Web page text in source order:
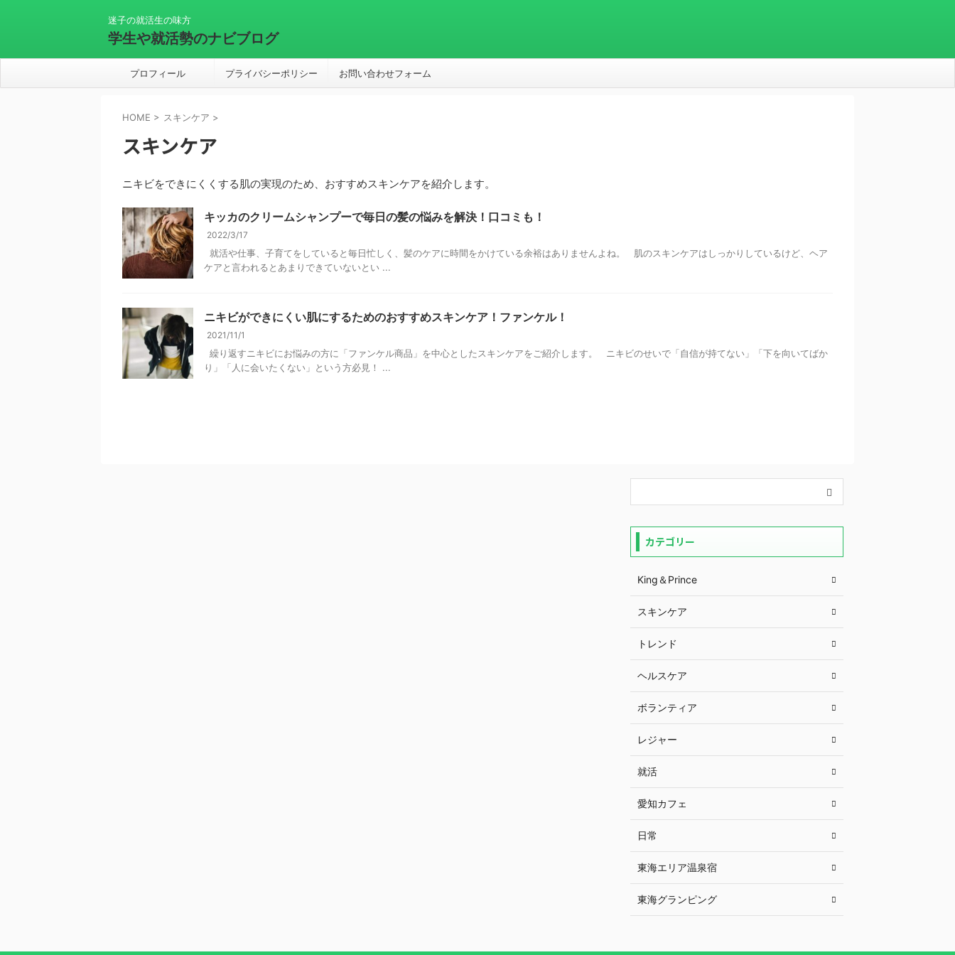
迷子の就活生の味方
学生や就活勢のナビブログ
プロフィール プライバシーポリシー お問い合わせフォーム
HOME > スキンケア >
スキンケア
ニキビをできにくくする肌の実現のため、おすすめスキンケアを紹介します。
キッカのクリームシャンプーで毎日の髪の悩みを解決！口コミも！
2022/3/17
就活や仕事、子育てをしていると毎日忙しく、髪のケアに時間をかけている余裕はありませんよね。 肌のスキンケアはしっかりしているけど、ヘア
ケアと言われるとあまりできていないとい ...
ニキビができにくい肌にするためのおすすめスキンケア！ファンケル！
2021/11/1
繰り返すニキビにお悩みの方に「ファンケル商品」を中心としたスキンケアをご紹介します。 ニキビのせいで「自信が持てない」「下を向いてばか
り」「人に会いたくない」という方必見！ ...
カテゴリー
King＆Prince
スキンケア
トレンド
ヘルスケア
ボランティア
レジャー
就活
愛知カフェ
日常
東海エリア温泉宿
東海グランピング